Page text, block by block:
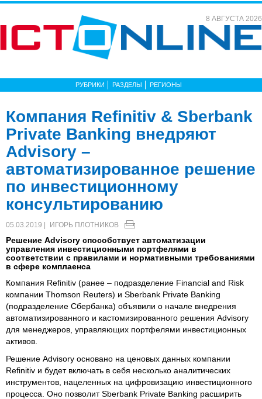
8 АВГУСТА 2026
РУБРИКИ РАЗДЕЛЫ РЕГИОНЫ
Компания Refinitiv & Sberbank
Private Banking внедряют
Advisory –
автоматизированное решение
по инвестиционному
консультированию
05.03.2019 | ИГОРЬ ПЛОТНИКОВ
Решение Advisory способствует автоматизации
управления инвестиционными портфелями в
соответствии с правилами и нормативными требованиями
в сфере комплаенса
Компания Refinitiv (ранее – подразделение Financial and Risk
компании Thomson Reuters) и Sberbank Private Banking
(подразделение Сбербанка) объявили о начале внедрения
автоматизированного и кастомизированного решения Advisory
для менеджеров, управляющих портфелями инвестиционных
активов.
Решение Advisory основано на ценовых данных компании
Refinitiv и будет включать в себя несколько аналитических
инструментов, нацеленных на цифровизацию инвестиционного
процесса. Оно позволит Sberbank Private Banking расширить